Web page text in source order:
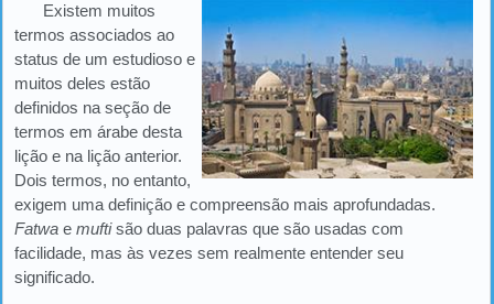
Existem muitos
termos associados ao
status de um estudioso e
muitos deles estão
definidos na seção de
termos em árabe desta
lição e na lição anterior.
Dois termos, no entanto,
exigem uma definição e compreensão mais aprofundadas.
Fatwa e muftisão duas palavras que são usadas com
facilidade, mas às vezes sem realmente entender seu
significado.